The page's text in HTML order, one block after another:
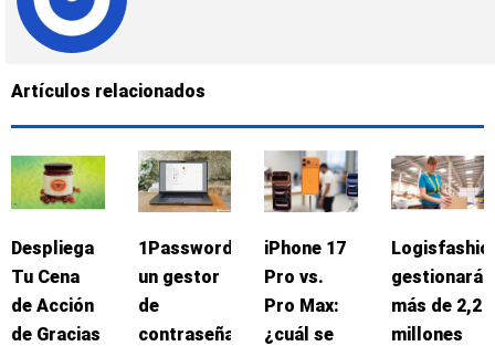
Artículos relacionados
Despliega
Tu Cena
de Acción
de Gracias
1Password:
un gestor
de
contraseñas
iPhone 17
Pro vs.
Pro Max:
¿cuál se
gestionará
más de 2,2
millones